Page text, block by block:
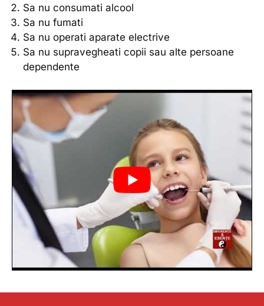
Sa nu consumati alcool
Sa nu fumati
Sa nu operati aparate electrive
Sa nu supravegheati copii sau alte persoane
dependente